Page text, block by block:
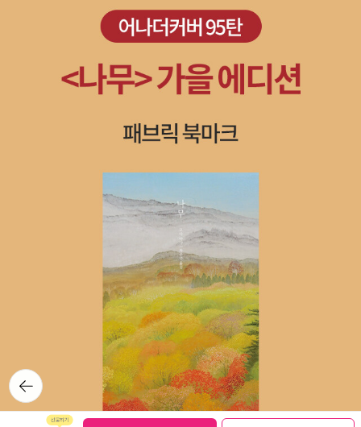
간중에 관심을 가졌던 책이 손에 꼽히고 그 중에서 구입한 책은
현재 한권. 예전보다 신간에 대한 관심이 많이 적어진것이 맞는건
가.근데 그렇다기보다는 책을 읽는 시간이 줄어들었고 책에 대한
집중도 줄어들었고 책을 진지하게 읽는 태도도 바뀌어버린 듯.
뒤로가
기